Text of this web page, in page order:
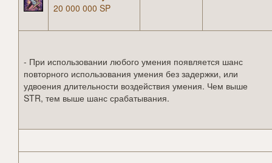
20 000 000 SP
- При использовании любого умения появляется шанс
повторного использования умения без задержки, или
удвоения длительности воздействия умения. Чем выше
STR, тем выше шанс срабатывания.